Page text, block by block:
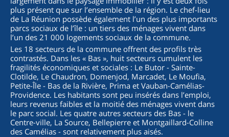
plus présent que sur l’ensemble de la région. Le chef-lieu
de La Réunion possède également l’un des plus importants
parcs sociaux de l’île : un tiers des ménages vivent dans
l’un des 21 000 logements sociaux de la commune.
Les 18 secteurs de la commune offrent des profils très
contrastés. Dans les « Bas », huit secteurs cumulent les
fragilités économiques et sociales : Le Butor - Sainte-
Clotilde, Le Chaudron, Domenjod, Marcadet, Le Moufia,
Petite-Île - Bas de la Rivière, Prima et Vauban-Camélias-
Providence. Les habitants sont peu insérés dans l’emploi,
leurs revenus faibles et la moitié des ménages vivent dans
le parc social. Les quatre autres secteurs des Bas - le
Centre-ville, La Source, Bellepierre et Montgaillard-Colline
des Camélias - sont relativement plus aisés.